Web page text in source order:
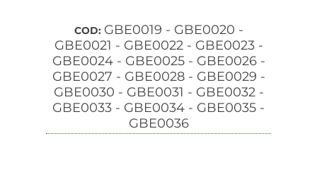
COD: GBE0019 - GBE0020 -
GBE0021 - GBE0022 - GBE0023 -
GBE0024 - GBE0025 - GBE0026 -
GBE0027 - GBE0028 - GBE0029 -
GBE0030 - GBE0031 - GBE0032 -
GBE0033 - GBE0034 - GBE0035 -
GBE0036